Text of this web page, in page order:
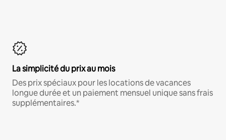
La simplicité du prix au mois
Des prix spéciaux pour les locations de vacances
longue durée et un paiement mensuel unique sans frais
supplémentaires.*